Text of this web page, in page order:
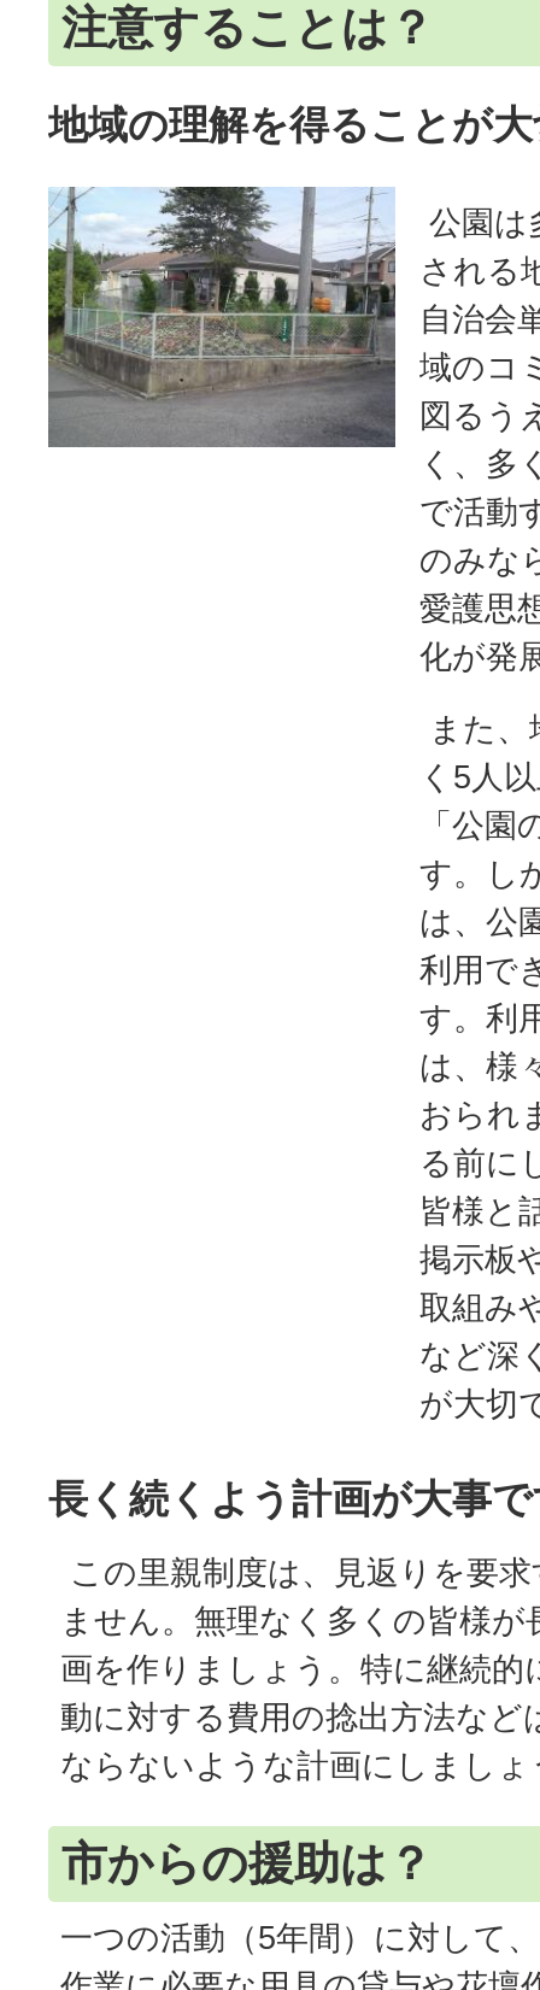
注意することは？
地域の理解を得ることが
公園は
される
自治会
域のコ
図るう
く、多
で活動
のみな
愛護思
化が発
また
く5人
「公
す。し
は、公
利用で
す。利
は、様
おられ
る前に
皆様と
掲示板
取組み
など深
が大切
長く続くよう計画が大事
この里親制度は、見返りを要
ません。無理なく多くの皆様
画を作りましょう。特に継続的
動に対する費用の捻出方法など
ならないような計画にしましょ
市からの援助は？
一つの活動（5年間）に対して